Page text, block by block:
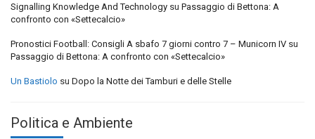
Signalling Knowledge And Technology su Passaggio di Bettona: A
confronto con «Settecalcio»
Pronostici Football: Consigli A sbafo 7 giorni contro 7 – Municorn IV su
Passaggio di Bettona: A confronto con «Settecalcio»
Un Bastiolo su Dopo la Notte dei Tamburi e delle Stelle
Politica e Ambiente